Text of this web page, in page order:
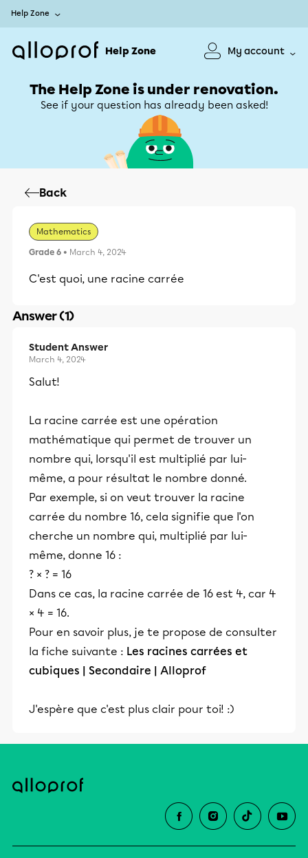
Help Zone
Help Zone My account
The Help Zone is under renovation.
See if your question has already been asked!
Back
Mathematics
Grade 6 • March 4, 2024
C'est quoi, une racine carrée
Answer (1)
Student Answer
March 4, 2024
Salut!
La racine carrée est une opération
mathématique qui permet de trouver un
nombre qui, lorsqu'il est multiplié par lui-
même, a pour résultat le nombre donné.
Par exemple, si on veut trouver la racine
carrée du nombre 16, cela signifie que l'on
cherche un nombre qui, multiplié par lui-
même, donne 16 :
? × ? = 16
Dans ce cas, la racine carrée de 16 est 4, car 4
× 4 = 16.
Pour en savoir plus, je te propose de consulter
la fiche suivante : Les racines carrées et
cubiques | Secondaire | Alloprof
J'espère que c'est plus clair pour toi! :)